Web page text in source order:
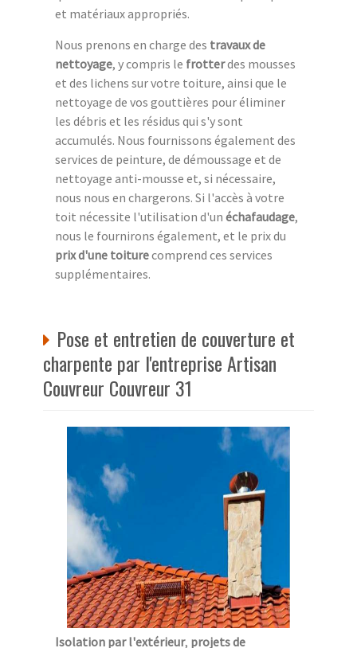
et matériaux appropriés.
Nous prenons en charge des travaux de
nettoyage, y compris le frotterdes mousses
et des lichens sur votre toiture, ainsi que le
nettoyage de vos gouttières pour éliminer
les débris et les résidus qui s'y sont
accumulés. Nous fournissons également des
services de peinture, de démoussage et de
nettoyage anti-mousse et, si nécessaire,
nous nous en chargerons. Si l'accès à votre
toit nécessite l'utilisation d'un échafaudage,
nous le fournirons également, et le prix du
prix d'une toiturecomprend ces services
supplémentaires.
Pose et entretien de couverture et
charpente par l'entreprise Artisan
Couvreur Couvreur 31
Isolation par l'extérieur, projets de